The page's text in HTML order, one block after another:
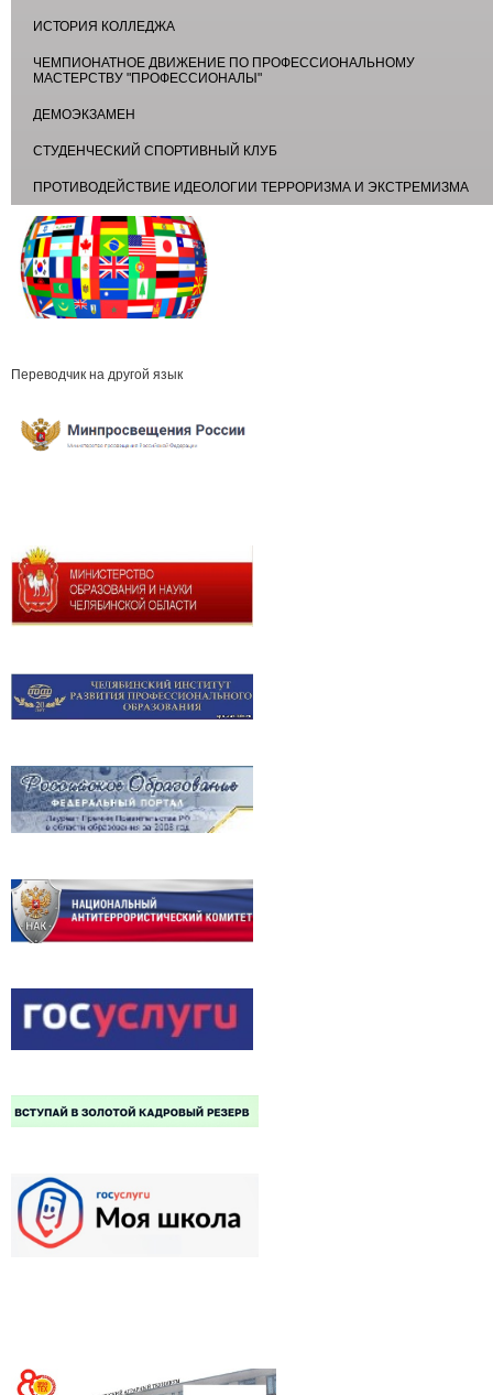
ИСТОРИЯ КОЛЛЕДЖА
ЧЕМПИОНАТНОЕ ДВИЖЕНИЕ ПО ПРОФЕССИОНАЛЬНОМУ
МАСТЕРСТВУ "ПРОФЕССИОНАЛЫ"
ДЕМОЭКЗАМЕН
СТУДЕНЧЕСКИЙ СПОРТИВНЫЙ КЛУБ
ПРОТИВОДЕЙСТВИЕ ИДЕОЛОГИИ ТЕРРОРИЗМА И ЭКСТРЕМИЗМА
Переводчик на другой язык